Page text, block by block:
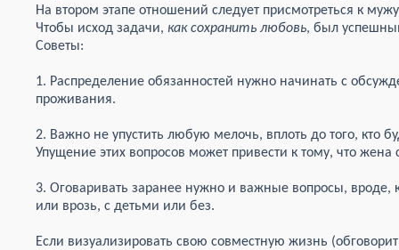
На втором этапе отношений следует присмотреться к
Чтобы исход задачи, как сохранить любовь, был
Советы:
1. Распределение обязанностей нужно начинать с
проживания.
2. Важно не упустить любую мелочь, вплоть до того, кто
Упущение этих вопросов может привести к тому, что жена
3. Оговаривать заранее нужно и важные вопросы, вроде,
или врозь, с детьми или без.
Если визуализировать свою совместную жизнь